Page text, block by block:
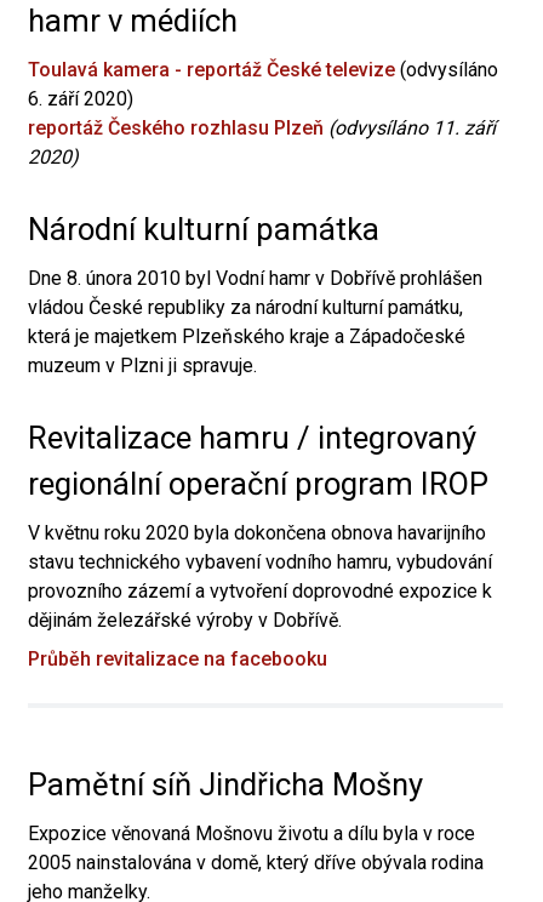
hamr v médiích
Toulavá kamera - reportáž České televize (odvysíláno
6. září 2020)
reportáž Českého rozhlasu Plzeň (odvysíláno 11. září
2020)
Národní kulturní památka
Dne 8. února 2010 byl Vodní hamr v Dobřívě prohlášen
vládou České republiky za národní kulturní památku,
která je majetkem Plzeňského kraje a Západočeské
muzeum v Plzni ji spravuje.
Revitalizace hamru / integrovaný
regionální operační program IROP
V květnu roku 2020 byla dokončena obnova havarijního
stavu technického vybavení vodního hamru, vybudování
provozního zázemí a vytvoření doprovodné expozice k
dějinám železářské výroby v Dobřívě.
Průběh revitalizace na facebooku
Pamětní síň Jindřicha Mošny
Expozice věnovaná Mošnovu životu a dílu byla v roce
2005 nainstalována v domě, který dříve obývala rodina
jeho manželky.